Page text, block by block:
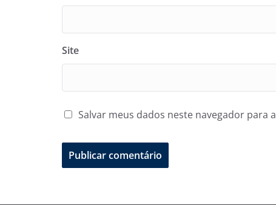
Site
Salvar meus dados neste navegador para